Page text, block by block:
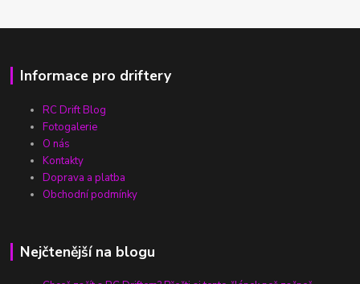
Informace pro driftery
RC Drift Blog
Fotogalerie
O nás
Kontakty
Doprava a platba
Obchodní podmínky
Nejčtenější na blogu